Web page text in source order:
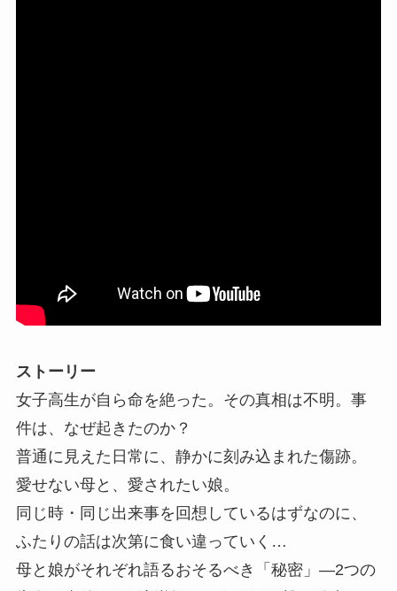
ストーリー
女子高生が自ら命を絶った。その真相は不明。事
件は、なぜ起きたのか？
普通に見えた日常に、静かに刻み込まれた傷跡。
愛せない母と、愛されたい娘。
同じ時・同じ出来事を回想しているはずなのに、
ふたりの話は次第に食い違っていく…
母と娘がそれぞれ語るおそるべき「秘密」―2つの